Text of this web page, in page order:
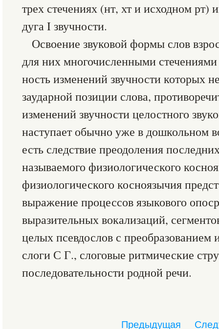
трех стечениях (нт, хт и исходном рт)
дуга I звучности.
Освоение звуковой формы слов
для них многочисленными
ность изменений звучности которых
заударной позиции слова,
изменений звучности целостного
наступает обычно уже в дошкольном
есть следствие преодоления
называемого физиологического
физиологического косноязычия
выражение процессов языкового
выразительных вокализаций,
целых псевдослов с
слоги С Г., слоговые ритмические
последовательности родной речи.
Предыдущая